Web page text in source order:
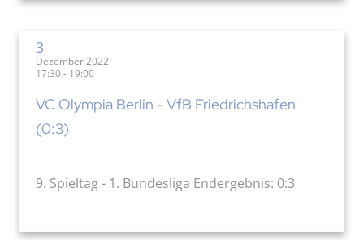
3
Dezember 2022
17:30 - 19:00
VC Olympia Berlin - VfB Friedrichshafen
(0:3)
9. Spieltag - 1. Bundesliga Endergebnis: 0:3